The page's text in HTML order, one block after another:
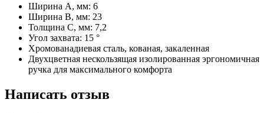
Ширина А, мм: 6
Ширина B, мм: 23
Толщина C, мм: 7,2
Угол захвата: 15 °
Хромованадиевая сталь, кованая, закаленная
Двухцветная нескользящая изолированная эргономичная
ручка для максимального комфорта
Написать отзыв